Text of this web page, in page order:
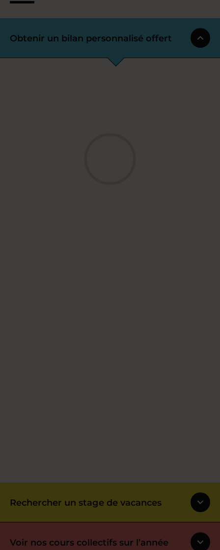
Obtenir un bilan personnalisé offert
Rechercher un stage de vacances
Voir nos cours collectifs sur l’année